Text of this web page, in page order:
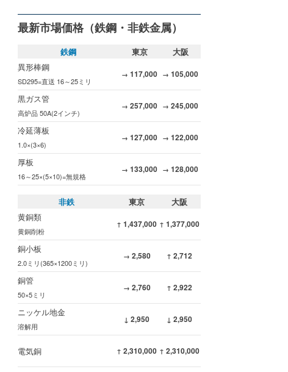
最新市場価格（鉄鋼・非鉄金属）
鉄鋼 東京
大阪
異形棒鋼
SD295=直送 16～25ミリ
→ 117,000 → 105,000
黒ガス管
高炉品 50A(2インチ)
→ 257,000 → 245,000
冷延薄板
1.0×(3×6)
→ 127,000 → 122,000
厚板
16～25×(5×10)=無規格
→ 133,000 → 128,000
非鉄 東京
大阪
黄銅類
黄銅削粉
↑ 1,437,000 ↑ 1,377,000
銅小板
2.0ミリ(365×1200ミリ)
→ 2,580 ↑ 2,712
銅管
50×5ミリ
→ 2,760 ↑ 2,922
ニッケル地金
溶解用
↓ 2,950 ↓ 2,950
電気銅 ↑ 2,310,000 ↑ 2,310,000